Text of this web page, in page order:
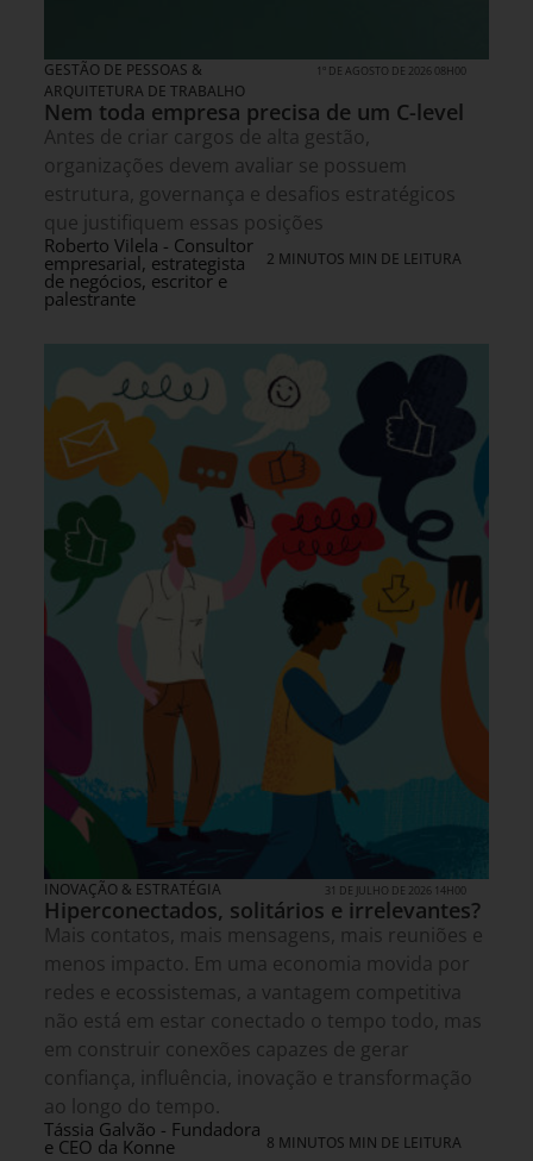
GESTÃO DE PESSOAS &
ARQUITETURA DE TRABALHO
1º DE AGOSTO DE 2026 08H00
Nem toda empresa precisa de um C-level
Antes de criar cargos de alta gestão,
organizações devem avaliar se possuem
estrutura, governança e desafios estratégicos
que justifiquem essas posições
Roberto Vilela - Consultor
empresarial, estrategista
de negócios, escritor e
palestrante
2 MINUTOS MIN DE LEITURA
INOVAÇÃO & ESTRATÉGIA 31 DE JULHO DE 2026 14H00
Hiperconectados, solitários e irrelevantes?
Mais contatos, mais mensagens, mais reuniões e
menos impacto. Em uma economia movida por
redes e ecossistemas, a vantagem competitiva
não está em estar conectado o tempo todo, mas
em construir conexões capazes de gerar
confiança, influência, inovação e transformação
ao longo do tempo.
Tássia Galvão - Fundadora
e CEO da Konne 8 MINUTOS MIN DE LEITURA